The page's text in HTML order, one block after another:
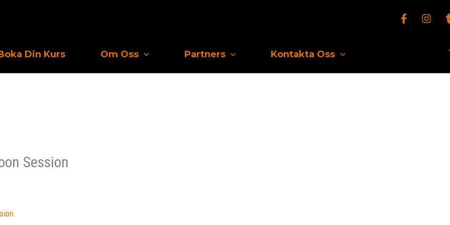
Din Kurs Om Oss Partners Kontakta Oss
Session